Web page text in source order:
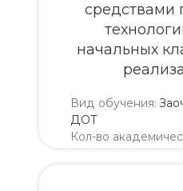
средствами
начальных
Вид обучения:
ДОТ
Кол-во